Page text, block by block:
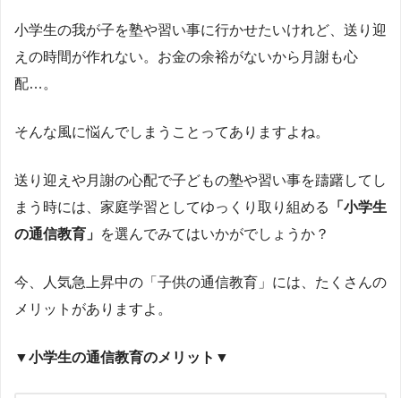
小学生の我が子を塾や習い事に行かせたいけれど、送り迎
えの時間が作れない。お金の余裕がないから月謝も心
配…。
そんな風に悩んでしまうことってありますよね。
送り迎えや月謝の心配で子どもの塾や習い事を躊躇してし
まう時には、家庭学習としてゆっくり取り組める
「小学生
の通信教育」 を選んでみてはいかがでしょうか？
今、人気急上昇中の「子供の通信教育」には、たくさんの
メリットがありますよ。
▼小学生の通信教育のメリット▼